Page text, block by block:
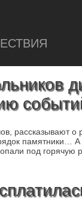
рассказывают о
памятники… А
под горячую